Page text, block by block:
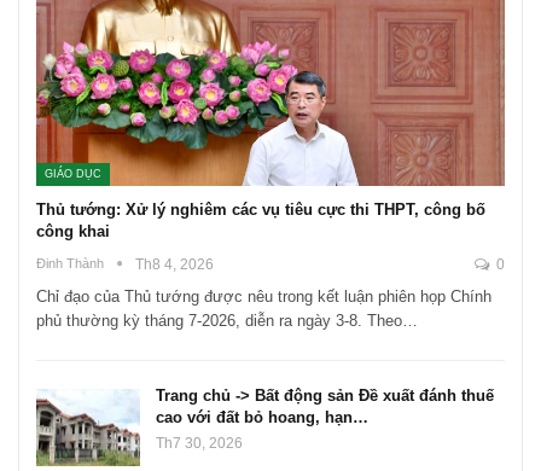
GIÁO DỤC
Thủ tướng: Xử lý nghiêm các vụ tiêu cực thi THPT, công bố
công khai
Đinh Thành Th8 4, 2026 0
Chỉ đạo của Thủ tướng được nêu trong kết luận phiên họp Chính
phủ thường kỳ tháng 7-2026, diễn ra ngày 3-8. Theo…
Trang chủ -> Bất động sản Đề xuất đánh thuế
cao với đất bỏ hoang, hạn…
Th7 30, 2026